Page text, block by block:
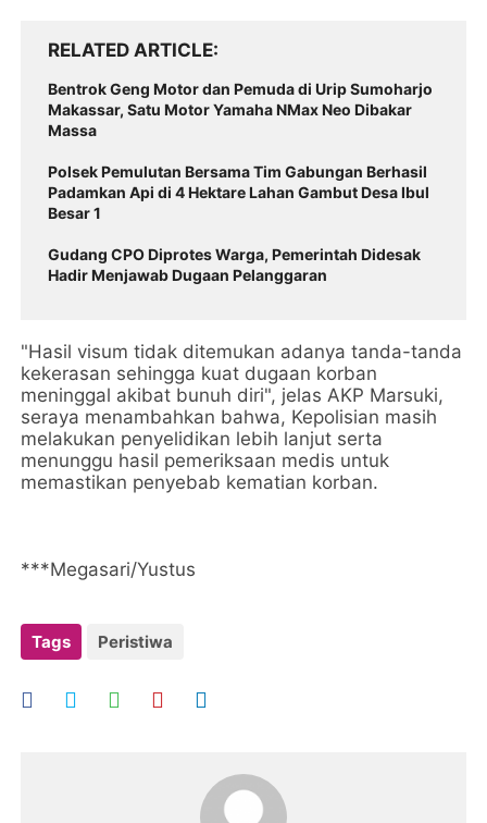
RELATED ARTICLE
Bentrok Geng Motor dan Pemuda di Urip Sumoharjo
Makassar, Satu Motor Yamaha NMax Neo Dibakar
Massa
Polsek Pemulutan Bersama Tim Gabungan Berhasil
Padamkan Api di 4 Hektare Lahan Gambut Desa Ibul
Besar 1
Gudang CPO Diprotes Warga, Pemerintah Didesak
Hadir Menjawab Dugaan Pelanggaran
"Hasil visum tidak ditemukan adanya tanda-tanda
kekerasan sehingga kuat dugaan korban
meninggal akibat bunuh diri", jelas AKP Marsuki,
seraya menambahkan bahwa, Kepolisian masih
melakukan penyelidikan lebih lanjut serta
menunggu hasil pemeriksaan medis untuk
memastikan penyebab kematian korban.
***Megasari/Yustus
Tags Peristiwa